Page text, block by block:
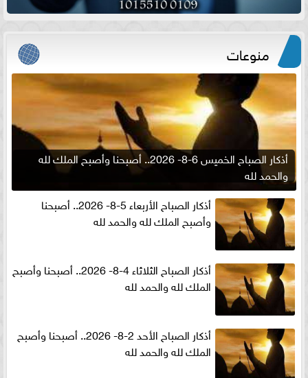
منوعات
أذكار الصباح الخميس 6-8- 2026.. أصبحنا وأصبح الملك لله
والحمد لله
أذكار الصباح الأربعاء 5-8- 2026.. أصبحنا
وأصبح الملك لله والحمد لله
أذكار الصباح الثلاثاء 4-8- 2026.. أصبحنا وأصبح
الملك لله والحمد لله
أذكار الصباح الأحد 2-8- 2026.. أصبحنا وأصبح
الملك لله والحمد لله